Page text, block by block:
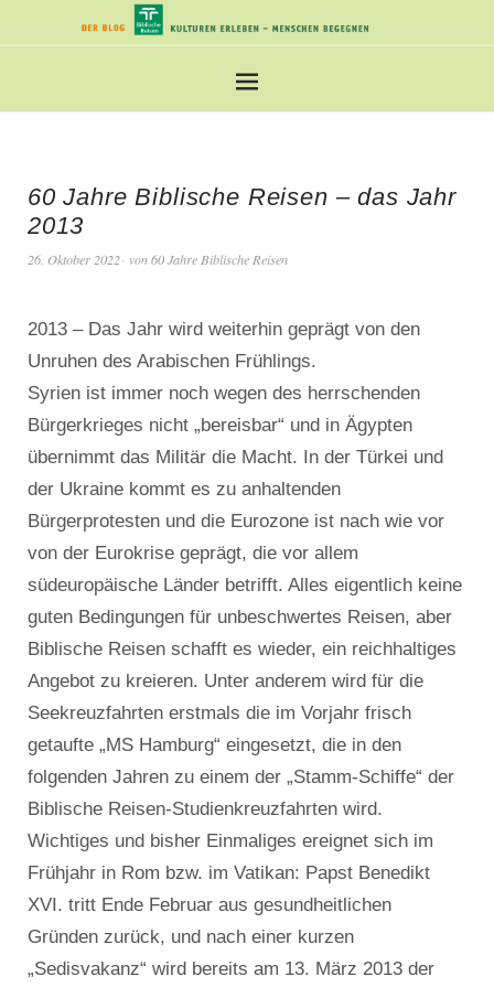
60 Jahre Biblische Reisen – das Jahr
2013
26. Oktober 2022 von 60 Jahre Biblische Reisen
2013 – Das Jahr wird weiterhin geprägt von den
Unruhen des Arabischen Frühlings.
Syrien ist immer noch wegen des herrschenden
Bürgerkrieges nicht „bereisbar“ und in Ägypten
übernimmt das Militär die Macht. In der Türkei und
der Ukraine kommt es zu anhaltenden
Bürgerprotesten und die Eurozone ist nach wie vor
von der Eurokrise geprägt, die vor allem
südeuropäische Länder betrifft. Alles eigentlich keine
guten Bedingungen für unbeschwertes Reisen, aber
Biblische Reisen schafft es wieder, ein reichhaltiges
Angebot zu kreieren. Unter anderem wird für die
Seekreuzfahrten erstmals die im Vorjahr frisch
getaufte „MS Hamburg“ eingesetzt, die in den
folgenden Jahren zu einem der „Stamm-Schiffe“ der
Biblische Reisen-Studienkreuzfahrten wird.
Wichtiges und bisher Einmaliges ereignet sich im
Frühjahr in Rom bzw. im Vatikan: Papst Benedikt
XVI. tritt Ende Februar aus gesundheitlichen
Gründen zurück, und nach einer kurzen
„Sedisvakanz“ wird bereits am 13. März 2013 der